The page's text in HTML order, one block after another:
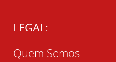
LEGAL:
Quem Somos